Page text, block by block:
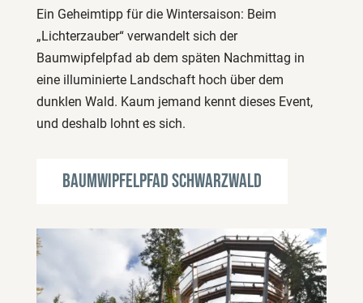
Ein Geheimtipp für die Wintersaison: Beim
„Lichterzauber“ verwandelt sich der
Baumwipfelpfad ab dem späten Nachmittag in
eine illuminierte Landschaft hoch über dem
dunklen Wald. Kaum jemand kennt dieses Event,
und deshalb lohnt es sich.
Baumwipfelpfad Schwarzwald